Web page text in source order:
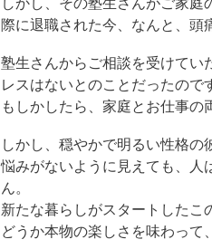
しかし、その塾生さんがご家
際に退職された今、なんと、頭
塾生さんからご相談を受けてい
レスはないとのことだったので
もしかしたら、家庭とお仕事の
しかし、穏やかで明るい性格の
悩みがないように見えても、人
ん。
新たな暮らしがスタートしたこ
どうか本物の楽しさを味わって